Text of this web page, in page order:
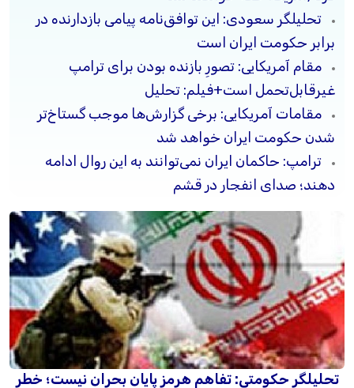
تحلیلگر سعودی: این توافق‌نامه پیامی بازدارنده در
برابر حکومت ایران است
مقام آمریکایی: تصورِ بازنده بودن برای ترامپ
غیرقابل‌تحمل است+فیلم: تحلیل
مقامات آمریکایی: برخی گزارش‌ها موجب گستاخ‌تر
شدن حکومت ایران خواهد شد
ترامپ: حاکمان ایران نمی‌توانند به این روال ادامه
دهند؛ صدای انفجار در قشم
تحلیلگر حکومتی: تفاهم هرمز پایان بحران نیست؛ خطر